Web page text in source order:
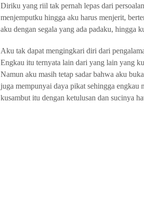
Diriku yang riil tak pernah lepas dari
menjemputku hingga aku harus menjerit,
aku dengan segala yang ada padaku, hingga
Aku tak dapat mengingkari diri dari
Engkau itu ternyata lain dari yang lain yang
Namun aku masih tetap sadar bahwa aku
juga mempunyai daya pikat sehingga engkau
kusambut itu dengan ketulusan dan sucinya